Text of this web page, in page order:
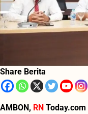
Share Berita
AMBON, RN Today.com